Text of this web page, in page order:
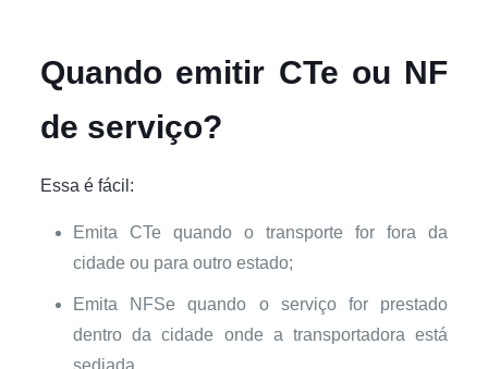
Quando emitir CTe ou NF
de serviço?
Essa é fácil:
Emita CTe quando o transporte for fora da
cidade ou para outro estado;
Emita NFSe quando o serviço for prestado
dentro da cidade onde a transportadora está
sediada.